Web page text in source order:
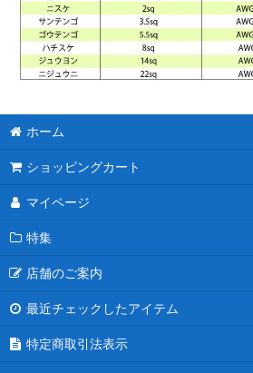
ホーム
ショッピングカート
マイページ
特集
店舗のご案内
最近チェックしたアイテム
特定商取引法表示